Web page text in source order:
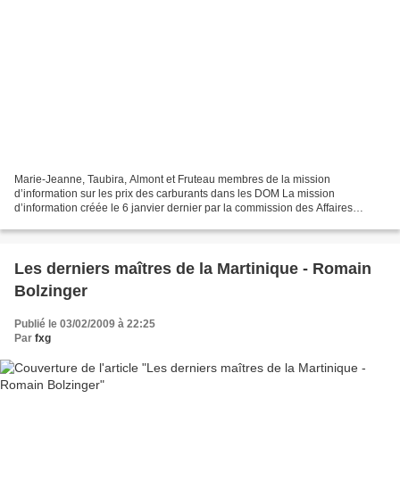
Marie-Jeanne, Taubira, Almont et Fruteau membres de la mission
d’information sur les prix des carburants dans les DOM La mission
d’information créée le 6 janvier dernier par la commission des Affaires
Les derniers maîtres de la Martinique - Romain
Bolzinger
Publié le 03/02/2009 à 22:25
Par fxg